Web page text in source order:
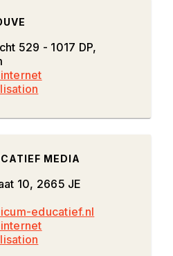
529 - 1017 DP,
MEDIA
10, 2665 JE
educatief.nl